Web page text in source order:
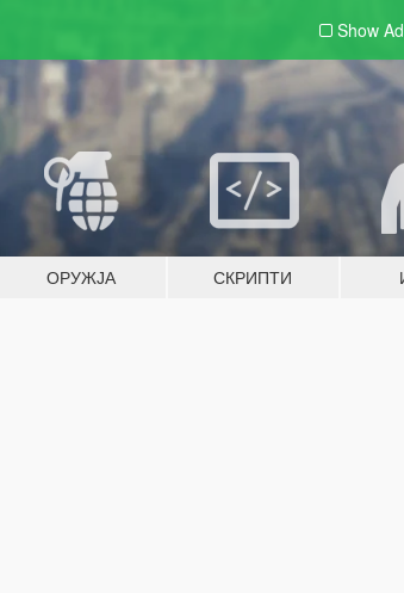
Show
ОРУЖЈА СКРИПТИ